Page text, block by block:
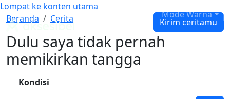
Lompat ke konten utama
Mode Warna
Panduan WCAG Indonesia
Beranda Cerita
Dulu saya tidak pernah memikirkan tanggaKirim ceritamu
Dulu saya tidak pernah
memikirkan tangga
Kondisi